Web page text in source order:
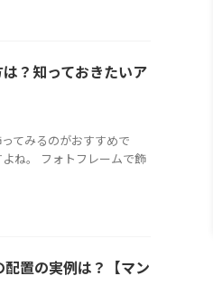
？知っておきたいア
てみるのがおすすめで
ね。 フォトフレームで飾
置の実例は？【マン